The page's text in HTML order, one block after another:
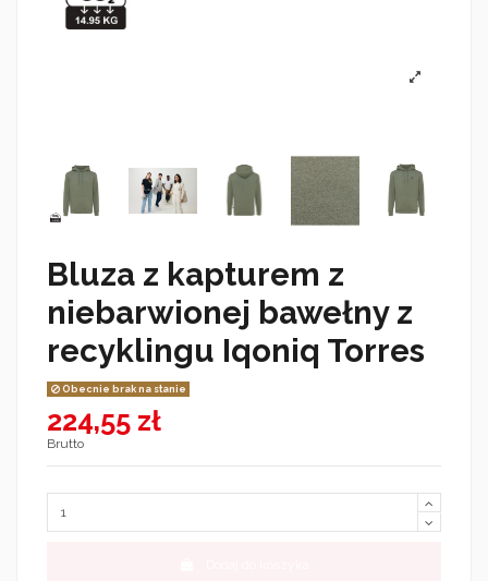
Bluza z kapturem z
niebarwionej bawełny z
recyklingu Iqoniq Torres
Obecnie brak na stanie
224,55 zł
Brutto